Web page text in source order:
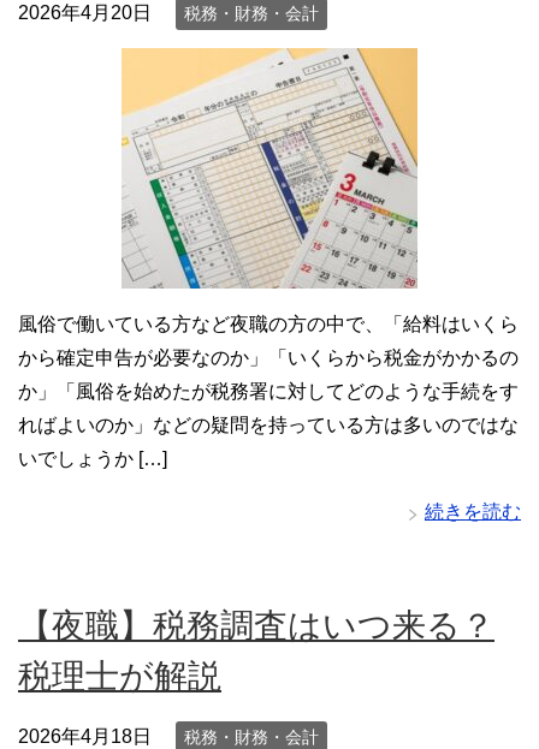
2026年4月20日 税務・財務・会計
風俗で働いている方など夜職の方の中で、「給料はいくら
から確定申告が必要なのか」「いくらから税金がかかるの
か」「風俗を始めたが税務署に対してどのような手続をす
ればよいのか」などの疑問を持っている方は多いのではな
いでしょうか […]
続きを読む
【夜職】税務調査はいつ来る？
税理士が解説
2026年4月18日 税務・財務・会計